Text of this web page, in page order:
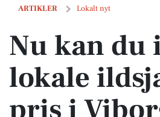
ARTIKLER Lokalt nyt
Nu kan du indstille lokale ildsjæle
Nu kan du
lokale